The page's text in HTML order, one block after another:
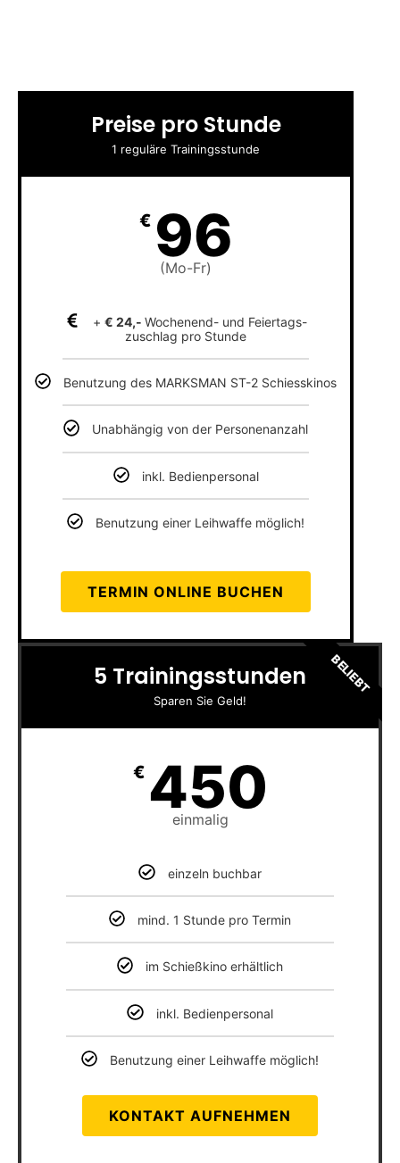
Preise pro Stunde
1 reguläre Trainingsstunde
€ 96
(Mo-Fr)
+€ 24,-Wochenend- und Feiertags-
zuschlag pro Stunde
Benutzung des MARKSMAN ST-2 Schiesskinos
Unabhängig von der Personenanzahl
inkl. Bedienpersonal
Benutzung einer Leihwaffe möglich!
TERMIN ONLINE BUCHEN
5 Trainingsstunden
Sparen Sie Geld!
€ 450
einmalig
einzeln buchbar
mind. 1 Stunde pro Termin
im Schießkino erhältlich
inkl. Bedienpersonal
Benutzung einer Leihwaffe möglich!
KONTAKT AUFNEHMEN
BELIEBT